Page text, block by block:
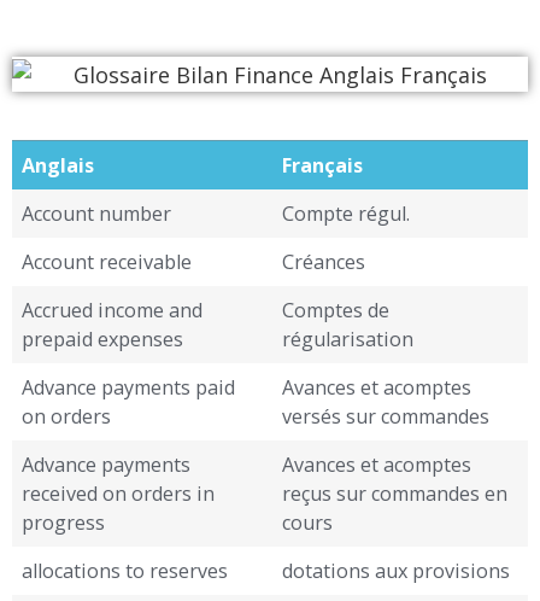
Anglais
Français
Account number
Compte régul.
Account receivable
Créances
Accrued income and
prepaid expenses
Comptes de
régularisation
Advance payments paid
on orders
Avances et acomptes
versés sur commandes
Advance payments
received on orders in
progress
Avances et acomptes
reçus sur commandes en
cours
allocations to reserves
dotations aux provisions